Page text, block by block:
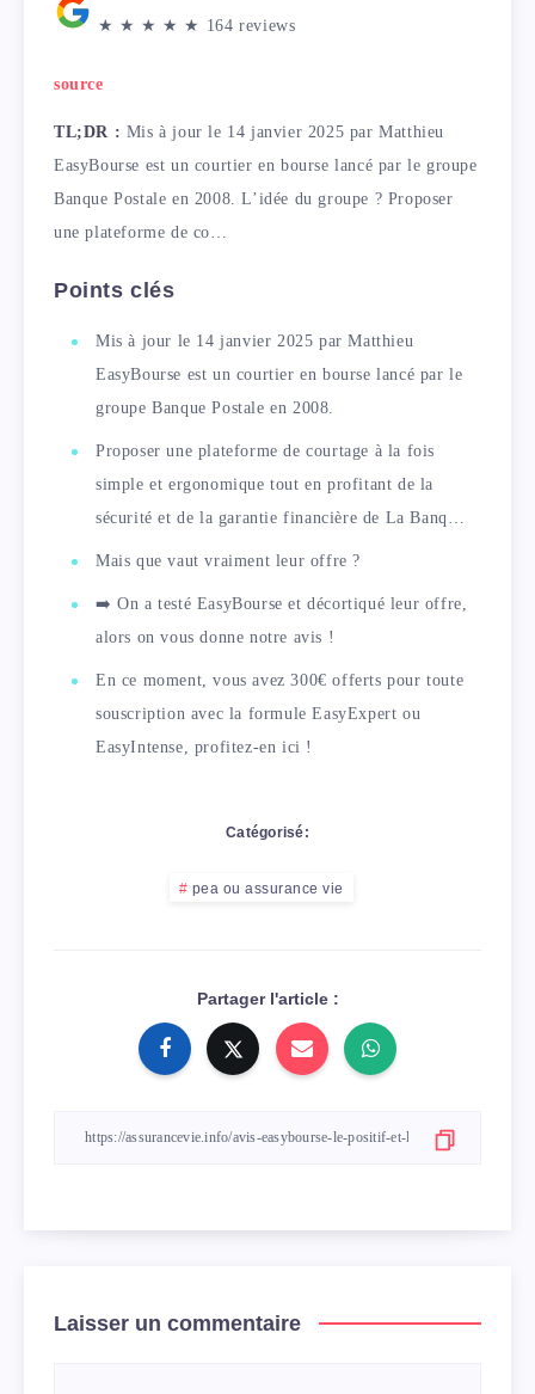
★ ★ ★ ★ ★ 164 reviews
source
TL;DR : Mis à jour le 14 janvier 2025 par Matthieu
EasyBourse est un courtier en bourse lancé par le groupe
Banque Postale en 2008. L’idée du groupe ? Proposer
une plateforme de co…
Points clés
Mis à jour le 14 janvier 2025 par Matthieu
EasyBourse est un courtier en bourse lancé par le
groupe Banque Postale en 2008.
Proposer une plateforme de courtage à la fois
simple et ergonomique tout en profitant de la
sécurité et de la garantie financière de La Banq…
Mais que vaut vraiment leur offre ?
➡️ On a testé EasyBourse et décortiqué leur offre,
alors on vous donne notre avis !
En ce moment, vous avez 300€ offerts pour toute
souscription avec la formule EasyExpert ou
EasyIntense, profitez-en ici !
Catégorisé:
pea ou assurance vie
Partager l'article :
Laisser un commentaire